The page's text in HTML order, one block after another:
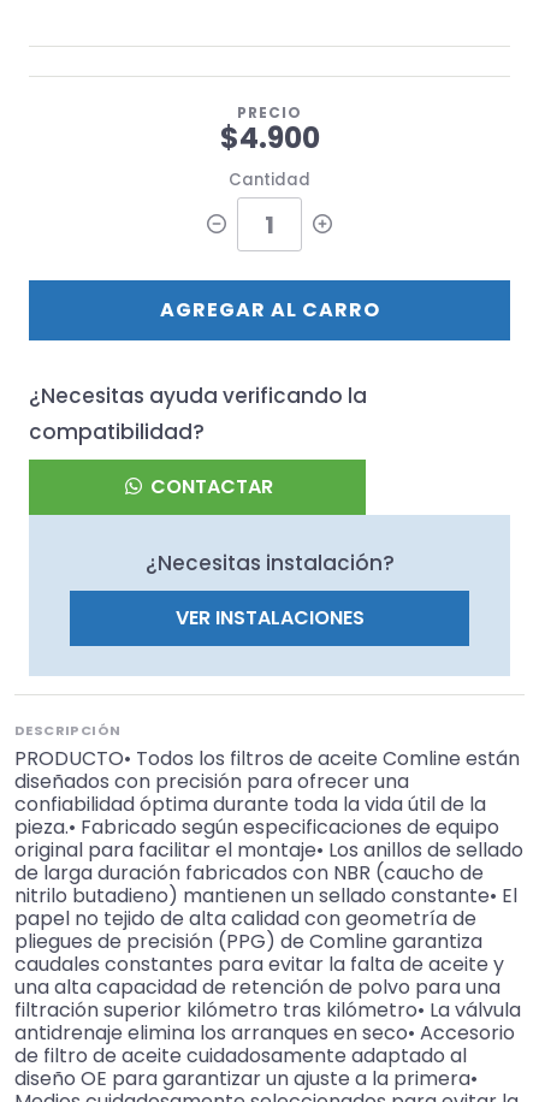
PRECIO
$4.900
Cantidad
AGREGAR AL CARRO
¿Necesitas ayuda verificando la
compatibilidad?
CONTACTAR
¿Necesitas instalación?
VER INSTALACIONES
DESCRIPCIÓN
PRODUCTO• Todos los filtros de aceite Comline están
diseñados con precisión para ofrecer una
confiabilidad óptima durante toda la vida útil de la
pieza.• Fabricado según especificaciones de equipo
original para facilitar el montaje• Los anillos de sellado
de larga duración fabricados con NBR (caucho de
nitrilo butadieno) mantienen un sellado constante• El
papel no tejido de alta calidad con geometría de
pliegues de precisión (PPG) de Comline garantiza
caudales constantes para evitar la falta de aceite y
una alta capacidad de retención de polvo para una
filtración superior kilómetro tras kilómetro• La válvula
antidrenaje elimina los arranques en seco• Accesorio
de filtro de aceite cuidadosamente adaptado al
diseño OE para garantizar un ajuste a la primera•